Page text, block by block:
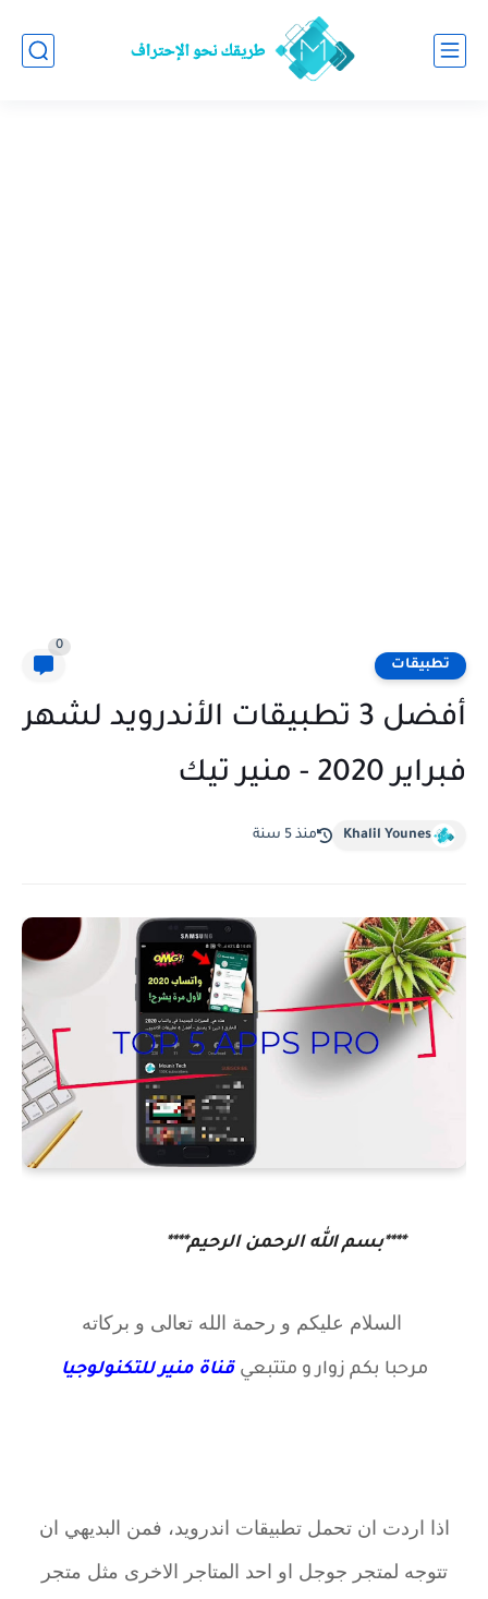
تطبيقات
0
أفضل 3 تطبيقات الأندرويد لشهر
فبراير 2020 - منير تيك
Khalil Younes منذ 5 سنة
****بسم الله الرحمن الرحيم****
السلام عليكم و رحمة الله تعالى و بركاته
مرحبا بكم زوار و متتبعي قناة منير للتكنولوجيا
اذا اردت ان تحمل تطبيقات اندرويد، فمن البديهي ان
تتوجه لمتجر جوجل او احد المتاجر الاخرى مثل متجر